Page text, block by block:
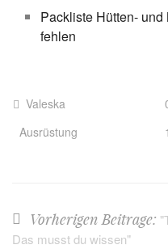
Packliste Hütten-
fehlen
Valeska
Ausrüstung
Vorherigen Beitrage:
Das musst du wissen"